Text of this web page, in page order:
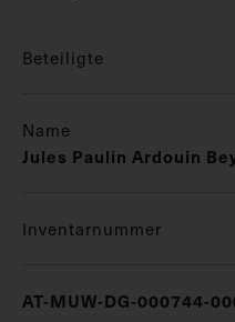
Beteiligte
Name
Jules Paulin Ardouin
Inventarnummer
AT-MUW-DG-000744-